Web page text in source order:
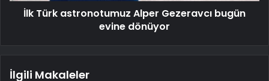
İlk Türk astronotumuz Alper Gezeravcı bugün
evine dönüyor
İlgili Makaleler